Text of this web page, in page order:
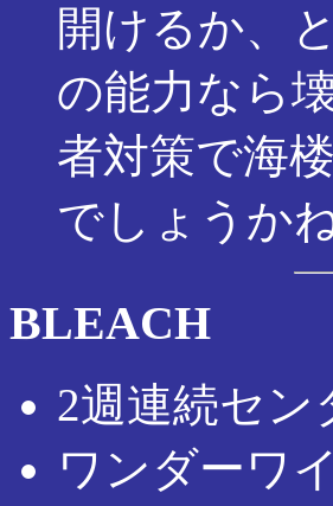
開けるか、
の能力なら
者対策で海
でしょうかね
BLEACH
2週連続セン
ワンダーワ